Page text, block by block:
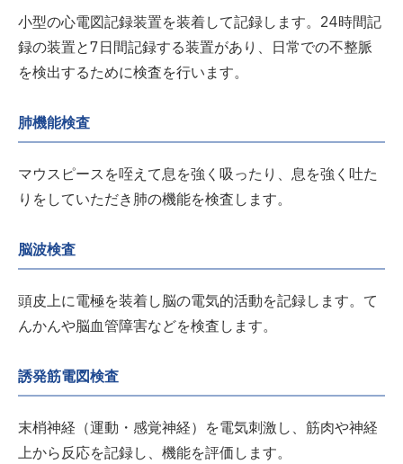
小型の心電図記録装置を装着して記録します。24時間記
録の装置と7日間記録する装置があり、日常での不整脈
を検出するために検査を行います。
肺機能検査
マウスピースを咥えて息を強く吸ったり、息を強く吐た
りをしていただき肺の機能を検査します。
脳波検査
頭皮上に電極を装着し脳の電気的活動を記録します。て
んかんや脳血管障害などを検査します。
誘発筋電図検査
末梢神経（運動・感覚神経）を電気刺激し、筋肉や神経
上から反応を記録し、機能を評価します。